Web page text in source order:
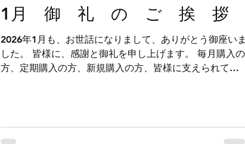
1月 御 礼 の ご 挨 拶
2026年1月も、お世話になりまして、ありがとう御座いま
した。 皆様に、感謝と御礼を申し上げます。 毎月購入の
方、定期購入の方、新規購入の方、皆様に支えられて、